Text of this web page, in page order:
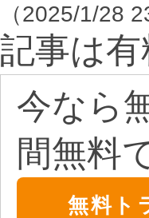
（2025/1/28
記事は
今なら
間無料
無料ト